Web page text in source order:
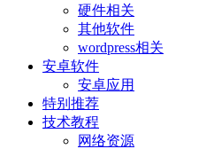
硬件相关
其他软件
wordpress相关
安卓软件
安卓应用
特别推荐
技术教程
网络资源